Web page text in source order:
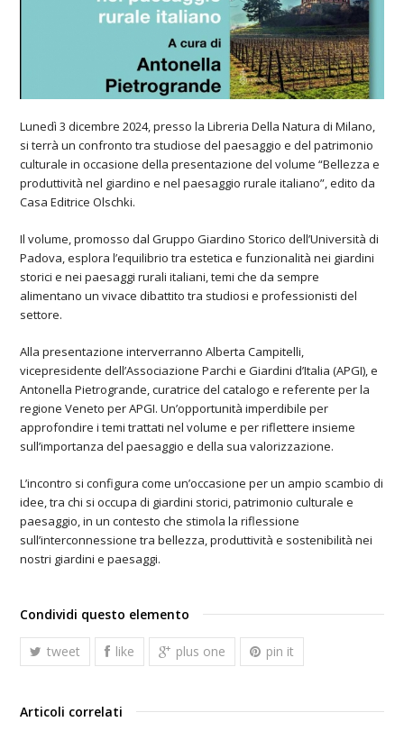
Lunedì 3 dicembre 2024, presso la Libreria Della Natura di Milano,
si terrà un confronto tra studiose del paesaggio e del patrimonio
culturale in occasione della presentazione del volume “Bellezza e
produttività nel giardino e nel paesaggio rurale italiano”, edito da
Casa Editrice Olschki.
Il volume, promosso dal Gruppo Giardino Storico dell’Università di
Padova, esplora l’equilibrio tra estetica e funzionalità nei giardini
storici e nei paesaggi rurali italiani, temi che da sempre
alimentano un vivace dibattito tra studiosi e professionisti del
settore.
Alla presentazione interverranno Alberta Campitelli,
vicepresidente dell’Associazione Parchi e Giardini d’Italia (APGI), e
Antonella Pietrogrande, curatrice del catalogo e referente per la
regione Veneto per APGI. Un’opportunità imperdibile per
approfondire i temi trattati nel volume e per riflettere insieme
sull’importanza del paesaggio e della sua valorizzazione.
L’incontro si configura come un’occasione per un ampio scambio di
idee, tra chi si occupa di giardini storici, patrimonio culturale e
paesaggio, in un contesto che stimola la riflessione
sull’interconnessione tra bellezza, produttività e sostenibilità nei
nostri giardini e paesaggi.
Condividi questo elemento
tweet like plus one pin it
Articoli correlati